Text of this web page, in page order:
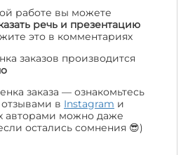
работе вы можете
речь и презентацию
это в комментариях
заказов производится
заказа — ознакомьтесь
в Instagram и
авторами можно даже
остались сомнения 😎)